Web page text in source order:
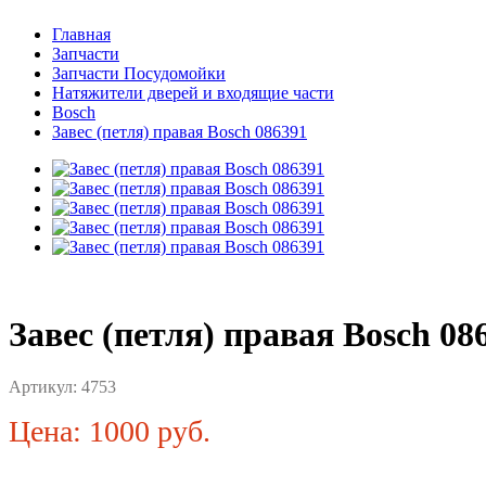
Главная
Запчасти
Запчасти Посудомойки
Натяжители дверей и входящие части
Bosch
Завес (петля) правая Bosch 086391
Завес (петля) правая Bosch
Артикул: 4753
Цена: 1000 руб.